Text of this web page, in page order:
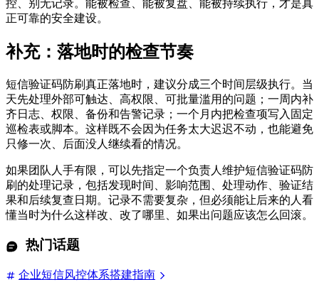
控、别无记录。能被检查、能被复盘、能被持续执行，才是真
正可靠的安全建设。
补充：落地时的检查节奏
短信验证码防刷真正落地时，建议分成三个时间层级执行。当
天先处理外部可触达、高权限、可批量滥用的问题；一周内补
齐日志、权限、备份和告警记录；一个月内把检查项写入固定
巡检表或脚本。这样既不会因为任务太大迟迟不动，也能避免
只修一次、后面没人继续看的情况。
如果团队人手有限，可以先指定一个负责人维护短信验证码防
刷的处理记录，包括发现时间、影响范围、处理动作、验证结
果和后续复查日期。记录不需要复杂，但必须能让后来的人看
懂当时为什么这样改、改了哪里、如果出问题应该怎么回滚。
热门话题
企业短信风控体系搭建指南